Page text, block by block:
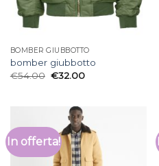
BOMBER GIUBBOTTO
bomber giubbotto
€54.00 €32.00
In offerta!